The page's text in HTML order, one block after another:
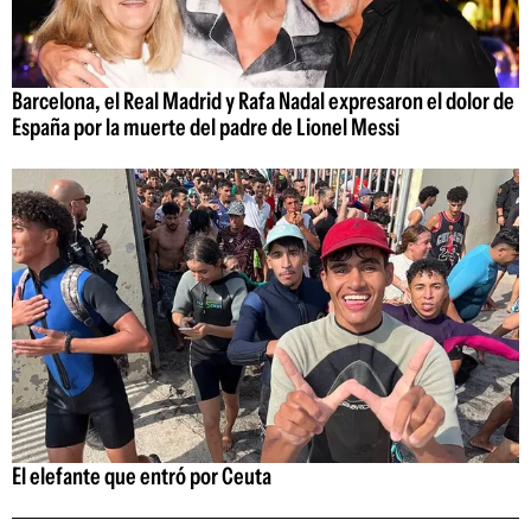
Barcelona, el Real Madrid y Rafa Nadal expresaron el dolor de
España por la muerte del padre de Lionel Messi
El elefante que entró por Ceuta